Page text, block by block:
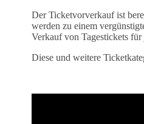
Der Ticketvorverkauf ist
werden zu einem
Verkauf von Tagestickets
Diese und weitere